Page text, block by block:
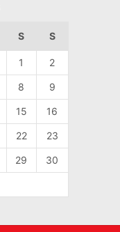
S S
1 2
8 9
15 16
22 23
29 30